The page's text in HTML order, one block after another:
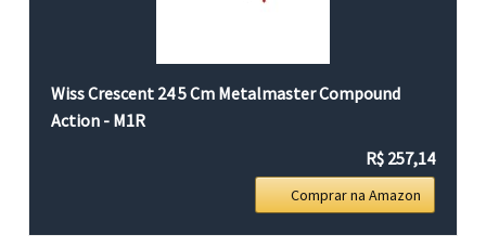
Wiss Crescent 24 5 Cm Metalmaster Compound
Action - M1R
R$ 257,14
Comprar na Amazon